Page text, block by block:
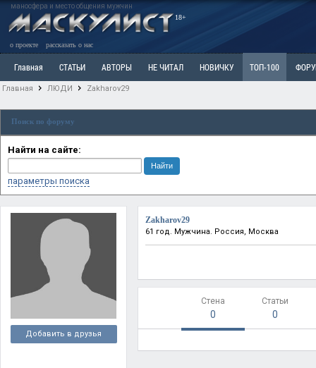
маносфера и место общения мужчин
18+
о проекте рассказать о нас
Главная СТАТЬИ АВТОРЫ НЕ ЧИТАЛ НОВИЧКУ ТОП-100
Ветка: Расстаюсь или Развожусь. САНЧАС
РАЗДЕЛ: Разное
Главная ЛЮДИ Zakharov29
Поиск по форуму
Найти на сайте:
параметры поиска
Добавить в друзья
Zakharov29
61 год. Мужчина. Россия, Москва
Стена
0
Статьи
0